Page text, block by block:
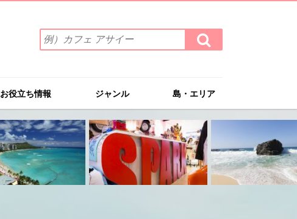
索
ワ
を
入
力
(例）
カ
フ
ェ
検
索
す
お役立ち情報 ジャンル 島・エリア